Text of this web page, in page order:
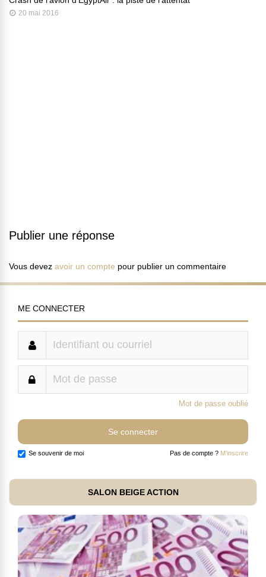
20 mai 2016
Publier une réponse
Vous devez avoir un compte pour publier un commentaire
ME CONNECTER
Mot de passe oublié
Se souvenir de moi Pas de compte ? M'inscrire
SALON BEIGE ACTION